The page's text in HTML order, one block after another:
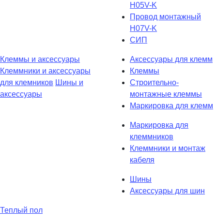
H05V-K
Провод монтажный
H07V-K
СИП
Клеммы и аксессуары
Клеммники и аксессуары
для клемников Шины и
аксессуары
Аксессуары для клемм
Клеммы
Строительно-
монтажные клеммы
Маркировка для клемм
Маркировка для
клеммников
Клеммники и монтаж
кабеля
Шины
Аксессуары для шин
Теплый пол